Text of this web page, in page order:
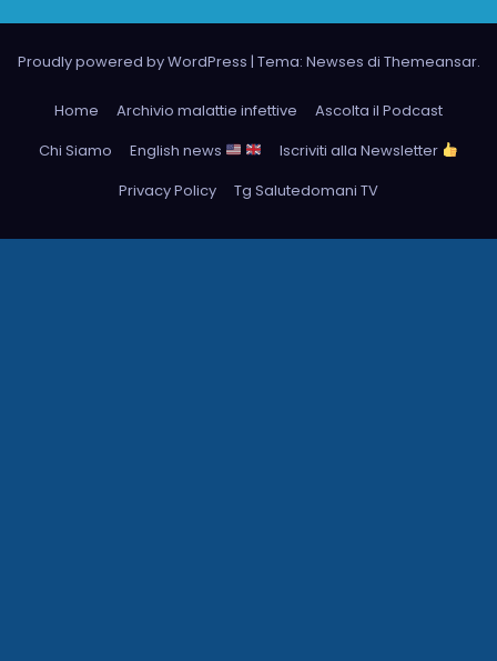
Proudly powered by WordPress | Tema: Newses di Themeansar.
Home Archivio malattie infettive
Ascolta il Podcast
Chi Siamo
English news
Iscriviti alla Newsletter
Privacy Policy
Tg Salutedomani TV